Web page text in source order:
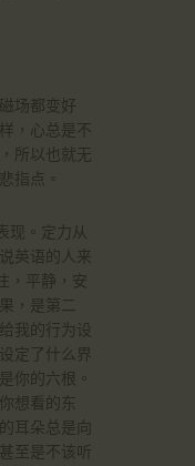
场都变好
，心总是不
所以也就无
指点。
现。定力从
英语的人来
，平静，安
，是第二
我的行为设
定了什么界
你的六根。
想看的东
耳朵总是向
至是不该听